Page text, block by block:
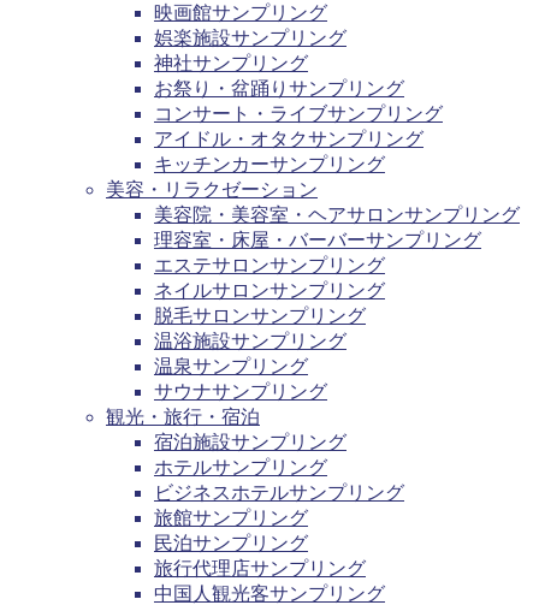
映画館サンプリング
娯楽施設サンプリング
神社サンプリング
お祭り・盆踊りサンプリング
コンサート・ライブサンプリング
アイドル・オタクサンプリング
キッチンカーサンプリング
美容・リラクゼーション
美容院・美容室・ヘアサロンサンプリング
理容室・床屋・バーバーサンプリング
エステサロンサンプリング
ネイルサロンサンプリング
脱毛サロンサンプリング
温浴施設サンプリング
温泉サンプリング
サウナサンプリング
観光・旅行・宿泊
宿泊施設サンプリング
ホテルサンプリング
ビジネスホテルサンプリング
旅館サンプリング
民泊サンプリング
旅行代理店サンプリング
中国人観光客サンプリング